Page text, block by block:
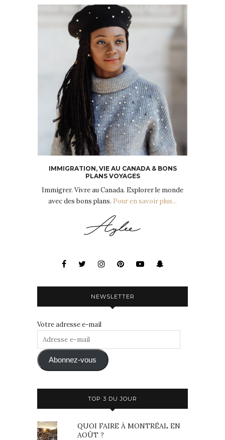
IMMIGRATION, VIE AU CANADA & BONS
PLANS VOYAGES
Immigrer. Vivre au Canada. Explorer le monde
avec des bons plans. Pour en savoir plus...
NEWSLETTER
Votre adresse e-mail
Adresse
mail Abonnez-vous
TOP 3 DU JOUR
QUOI FAIRE À MONTRÉAL EN
AOÛT ?